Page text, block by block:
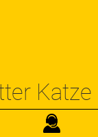
JOSERA
BERATUNG
Katze